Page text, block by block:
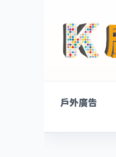
戶外廣告